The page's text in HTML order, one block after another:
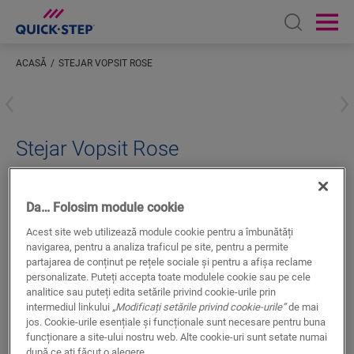
Open
ACASĂ STEJAR VOPSIT ROSE
Stejar Vopsit Rose
Finisaj superb
La culoare cu podeaua dvs.
Strat superior rezistent la zgâriere
Da… Folosim module cookie
Acest site web utilizează module cookie pentru a îmbunătăți
navigarea, pentru a analiza traficul pe site, pentru a permite
partajarea de conținut pe rețele sociale și pentru a afișa reclame
personalizate. Puteți accepta toate modulele cookie sau pe cele
analitice sau puteți edita setările privind cookie-urile prin
intermediul linkului „Modificați setările privind cookie-urile”de mai
jos. Cookie-urile esențiale și funcționale sunt necesare pentru buna
funcționare a site-ului nostru web. Alte cookie-uri sunt setate numai